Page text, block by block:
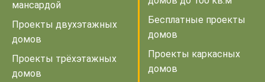
мансардой
Проекты двухэтажных
домов
Проекты трёхэтажных
домов
Бесплатные проекты
домов
Проекты каркасных
домов